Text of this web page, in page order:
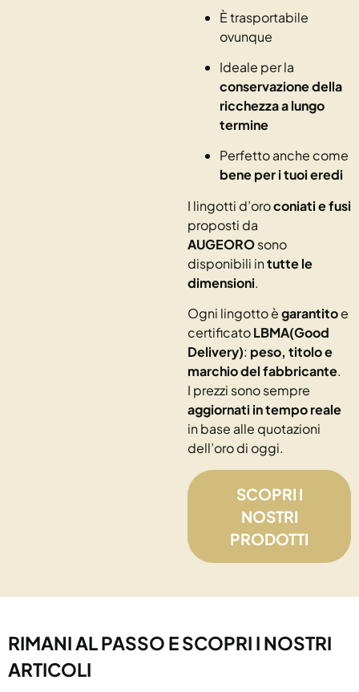
È trasportabile
ovunque
Ideale per la
conservazione della
ricchezza a lungo
termine
Perfetto anche come
bene per i tuoi eredi
I lingotti d’oroconiati e fusi
proposti da
AUGEOROsono
disponibili intutte le
dimensioni.
Ogni lingotto ègarantitoe
certificatoLBMA(Good
Delivery): peso, titolo e
marchio del fabbricante.
I prezzi sono sempre
aggiornati in tempo reale
in base alle quotazioni
dell’oro di oggi.
SCOPRI I
NOSTRI
PRODOTTI
RIMANI AL PASSO E SCOPRI I NOSTRI
ARTICOLI